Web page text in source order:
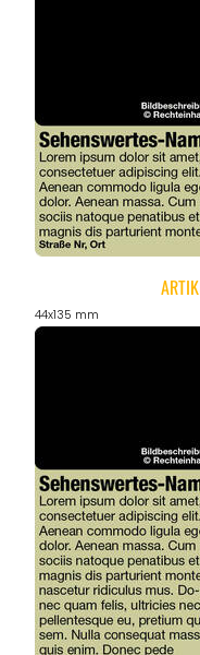
44x135 mm